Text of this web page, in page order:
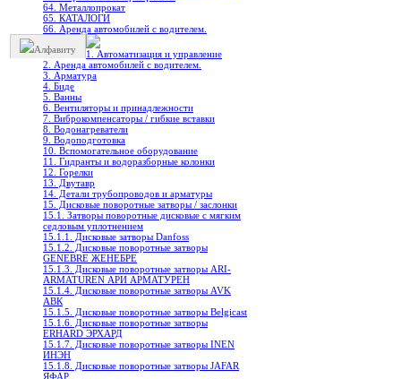
64. Металлопрокат
65. КАТАЛОГИ
66. Аренда автомобилей с водителем.
Алфавиту
1. Автоматизация и управление
2. Аренда автомобилей с водителем.
3. Арматура
4. Биде
5. Ванны
6. Вентиляторы и принадлежности
7. Виброкомпенсаторы / гибкие вставки
8. Водонагреватели
9. Водоподготовка
10. Вспомогательное оборудование
11. Гидранты и водоразборные колонки
12. Горелки
13. Двутавр
14. Детали трубопроводов и арматуры
15. Дисковые поворотные затворы / заслонки
15.1. Затворы поворотные дисковые с мягким
седловым уплотнением
15.1.1. Дисковые затворы Danfoss
15.1.2. Дисковые поворотныe затворы
GENEBRE ЖЕНЕБРЕ
15.1.3. Дисковые поворотные затворы ARI-
ARMATUREN АРИ АРМАТУРЕН
15.1.4. Дисковые поворотные затворы AVK
АВК
15.1.5. Дисковые поворотные затворы Belgicast
15.1.6. Дисковые поворотные затворы
ERHARD ЭРХАРД
15.1.7. Дисковые поворотные затворы INEN
ИНЭН
15.1.8. Дисковые поворотные затворы JAFAR
ЯФАР